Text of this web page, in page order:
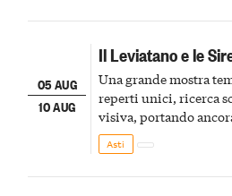
05 AUG
10 AUG
Il Leviatano e le
Una grande mostra
reperti unici, ricerca
visiva, portando
della scena le
Asti